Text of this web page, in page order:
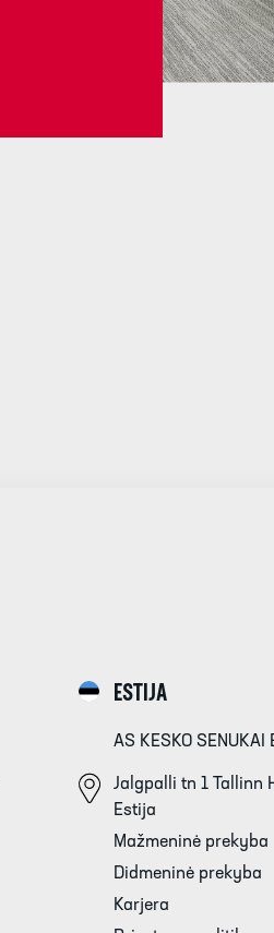
ESTIJA
AS KESKO SENUKAI
Jalgpalli tn 1 Tallinn
Estija
Mažmeninė prekyba
Didmeninė prekyba
Karjera